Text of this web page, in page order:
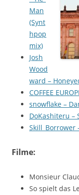
Man
(Synt
hpop
mix)
Josh
Wood
ward –
COFFEE
snowflake –
DoKashiteru –
Skill_Borrower
Filme:
Monsieur
So spielt das